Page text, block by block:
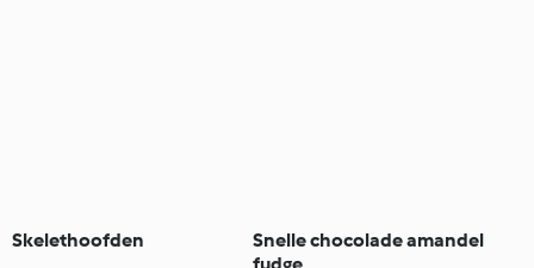
Skelethoofden
Snelle chocolade amandel